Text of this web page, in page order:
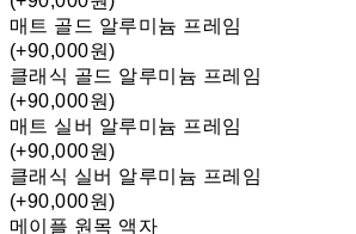
매트 골드 알루미늄 프레임
(+90,000원)
클래식 골드 알루미늄 프레임
(+90,000원)
매트 실버 알루미늄 프레임
(+90,000원)
클래식 실버 알루미늄 프레임
(+90,000원)
메이플 원목 액자